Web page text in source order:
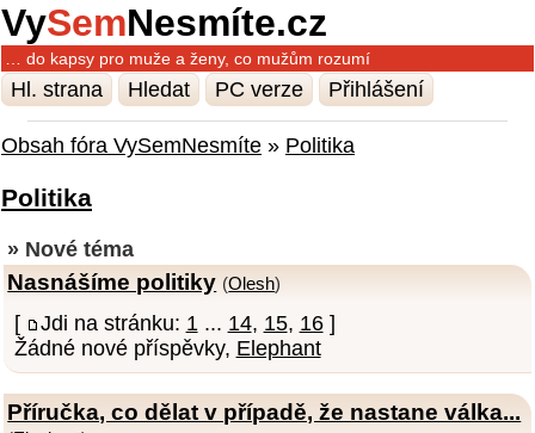
VySemNesmíte.cz
… do kapsy pro muže a ženy, co mužům rozumí
Hl. strana Hledat PC verze Přihlášení
Obsah fóra VySemNesmíte » Politika
Politika
» Nové téma
Nasnášíme politiky (Olesh)
[ Jdi na stránku: 1 ... 14, 15, 16]
Žádné nové příspěvky, Elephant
Příručka, co dělat v případě, že nastane válka...